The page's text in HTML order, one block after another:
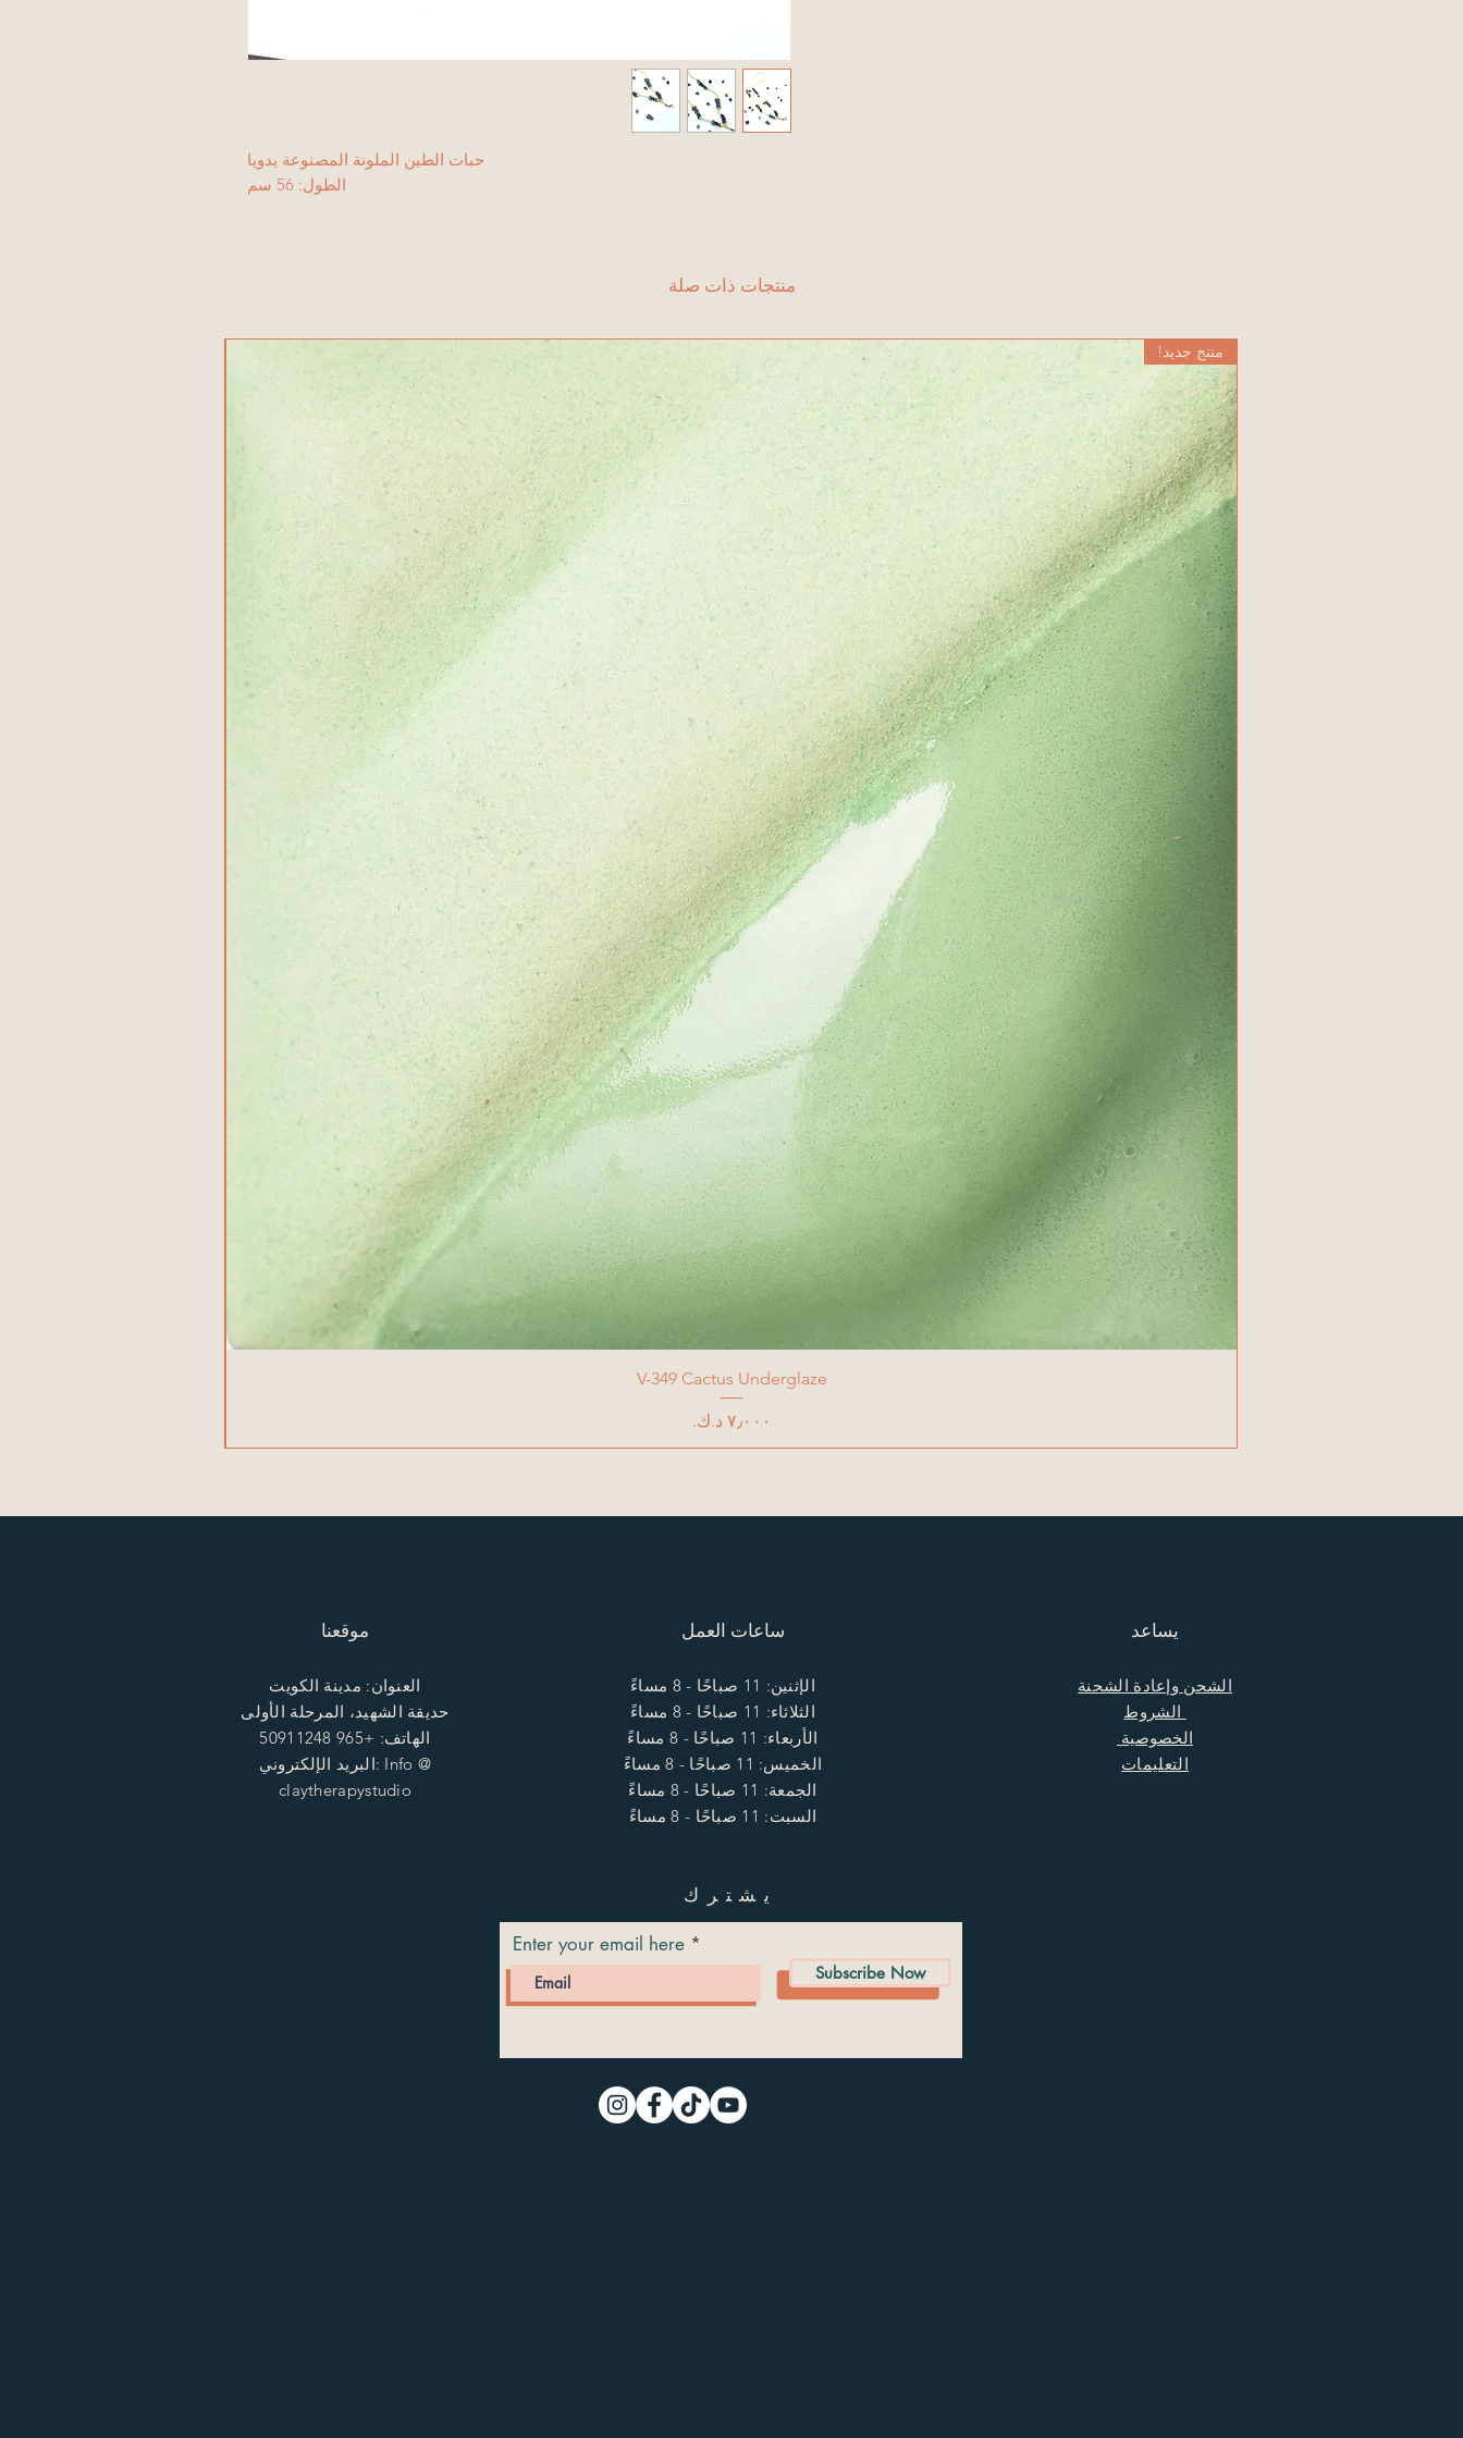
حبات الطين الملونة المصنوعة يدويا
الطول: 56 سم
منتجات ذات صلة
منتج جديد!
V-349 Cactus Underglaze
السعر
موقعنا
العنوان: مدينة الكويت
حديقة الشهيد، المرحلة الأولى
الهاتف: +965 50911248
البريد الإلكتروني: Info @
claytherapystudio
ساعات العمل
الإثنين: 11 صباحًا - 8 مساءً
الثلاثاء: 11 صباحًا - 8 مساءً
الأربعاء: 11 صباحًا - 8 مساءً
الخميس: 11 صباحًا - 8 مساءً
الجمعة: 11 صباحًا - 8 مساءً
السبت: 11 صباحًا - 8 مساءً
يساعد
الشحن وإعادة الشحنة
الخصوصية
التعليمات
يشترك
Enter your email here
Subscribe Now